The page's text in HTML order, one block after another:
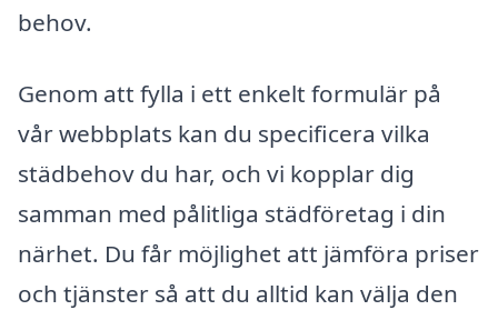
behov.
Genom att fylla i ett enkelt formulär på
vår webbplats kan du specificera vilka
städbehov du har, och vi kopplar dig
samman med pålitliga städföretag i din
närhet. Du får möjlighet att jämföra priser
och tjänster så att du alltid kan välja den